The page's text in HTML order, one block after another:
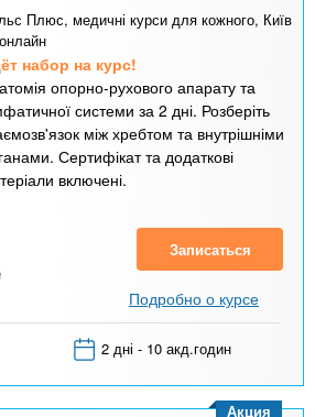
Плюс, медичні курси для кожного, Київ
набор на курс!
опорно-рухового апарату та
системи за 2 дні. Розберіть
між хребтом та внутрішніми
Сертифікат та додаткові
включені.
Записаться
Подробно о курсе
2 дні - 10 акд.годин
Акция